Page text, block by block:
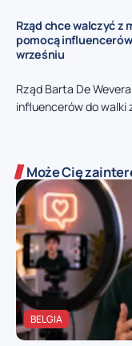
Rząd chce walczyć z
pomocą
wrześniu
Rząd Barta De
influencerów do walki
Może Cię
BELGIA